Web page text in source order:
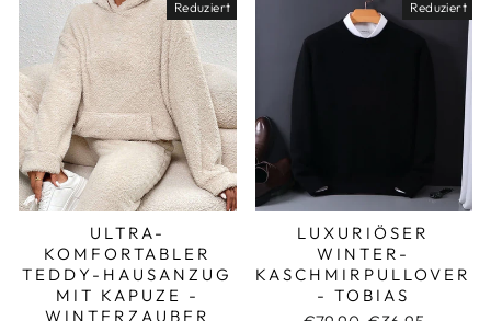
Reduziert
ULTRA-
KOMFORTABLER
TEDDY-HAUSANZUG
MIT KAPUZE -
WINTERZAUBER
Reduziert
LUXURIÖSER
WINTER-
KASCHMIRPULLOVER
- TOBIAS